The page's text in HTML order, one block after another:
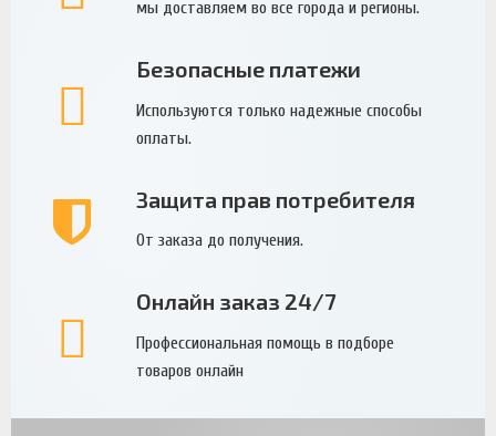
мы доставляем во все города и регионы.
Безопасные платежи
Используются только надежные способы
оплаты.
Защита прав потребителя
От заказа до получения.
Онлайн заказ 24/7
Профессиональная помощь в подборе
товаров онлайн